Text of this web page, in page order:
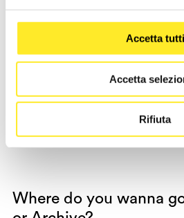
Accetta tutti
Accetta
Rifiuta
Where do you wanna